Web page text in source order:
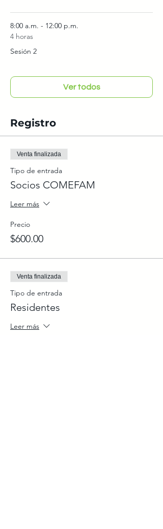
8:00 a.m. - 12:00 p.m.
4 horas
Sesión 2
Ver todos
Registro
Venta finalizada
Tipo de entrada
Socios COMEFAM
Leer más
Precio
$600.00
Venta finalizada
Tipo de entrada
Residentes
Leer más